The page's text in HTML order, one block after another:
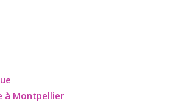
à Montpellier